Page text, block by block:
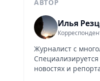
АВТОР
Илья
Журналист с
новостях и